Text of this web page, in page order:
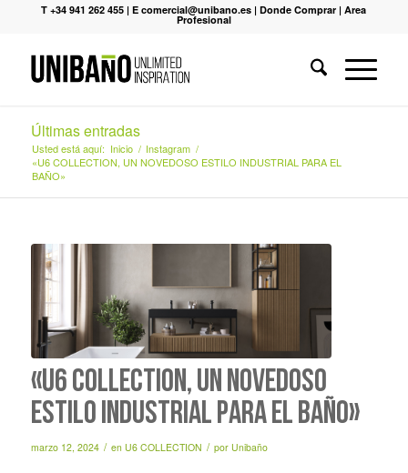
T +34 941 262 455 |E comercial@unibano.es |Donde Comprar |Area
Profesional
Últimas entradas
Usted está aquí: Inicio / Instagram /
«U6 COLLECTION, UN NOVEDOSO ESTILO INDUSTRIAL PARA EL
BAÑO»
«U6 COLLECTION, UN NOVEDOSO
ESTILO INDUSTRIAL PARA EL BAÑO»
marzo 12, 2024 / en U6 COLLECTION / por Unibaño